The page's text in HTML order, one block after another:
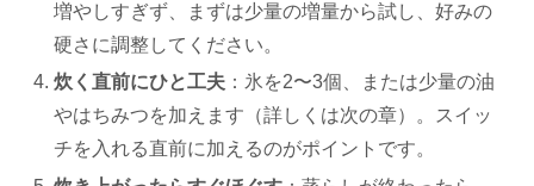
増やしすぎず、まずは少量の増量から試し、好みの
硬さに調整してください。
炊く直前にひと工夫 ：氷を2〜3個、または少量の油
やはちみつを加えます（詳しくは次の章）。スイッ
チを入れる直前に加えるのがポイントです。